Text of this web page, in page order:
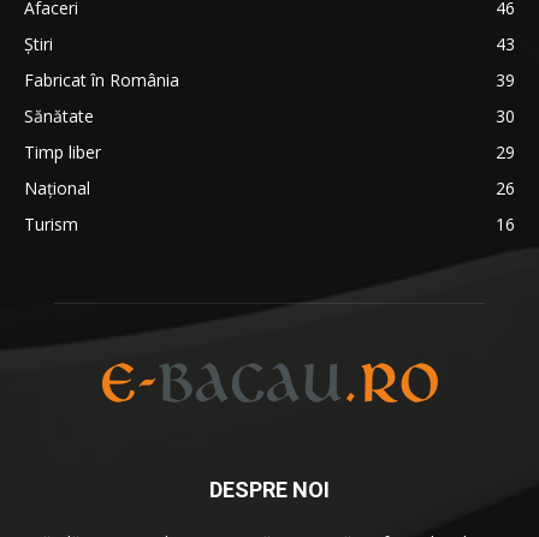
Afaceri
46
Ştiri
43
Fabricat în România
39
Sănătate
30
Timp liber
29
Național
26
Turism
16
DESPRE NOI